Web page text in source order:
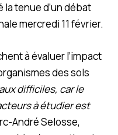
tenue d’un débat
mercredi 11 février.
à évaluer l’impact
des sols
difficiles, car le
à étudier est
André Selosse,